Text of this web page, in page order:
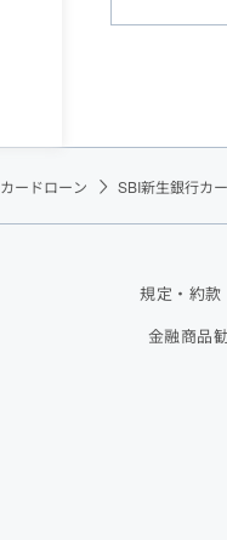
カードローン SBI新生銀行カ
規定・約款
金融商品